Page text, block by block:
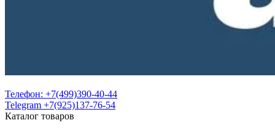
Телефон: +7(499)390-40-44
Telegram +7(925)137-76-54
Каталог товаров